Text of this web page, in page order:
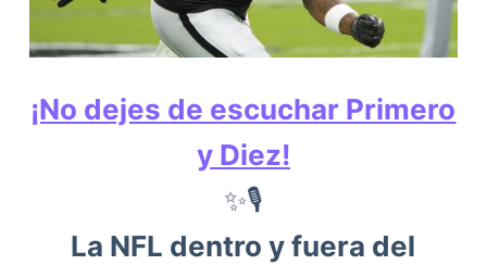
¡No dejes de escuchar Primero
y Diez!
✨🎙️
La NFL dentro y fuera del